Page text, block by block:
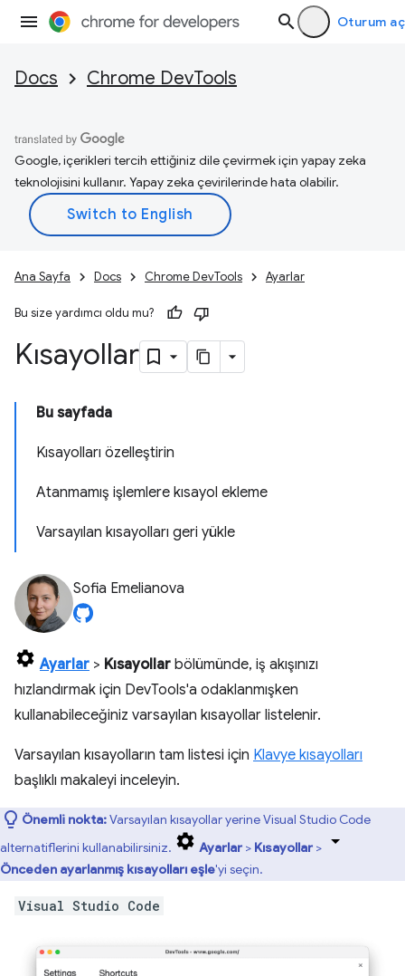
Oturum aç
Docs Chrome DevTools
Google, içerikleri tercih ettiğiniz dile çevirmek için yapay zeka
teknolojisini kullanır. Yapay zeka çevirilerinde hata olabilir.
Ana Sayfa Docs Chrome DevTools Ayarlar
Bu size yardımcı oldu mu?
Kısayollar
Bu sayfada
Kısayolları özelleştirin
Atanmamış işlemlere kısayol ekleme
Varsayılan kısayolları geri yükle
Sofia Emelianova
Ayarlar > Kısayollar bölümünde, iş akışınızı
hızlandırmak için DevTools'a odaklanmışken
kullanabileceğiniz varsayılan kısayollar listelenir.
Varsayılan kısayolların tam listesi için Klavye kısayolları
başlıklı makaleyi inceleyin.
Önemli nokta:Varsayılan kısayollar yerine Visual Studio Code
alternatiflerini kullanabilirsiniz.
Ayarlar > Kısayollar >
Önceden ayarlanmış kısayolları eşle'yi seçin.
Visual Studio Code